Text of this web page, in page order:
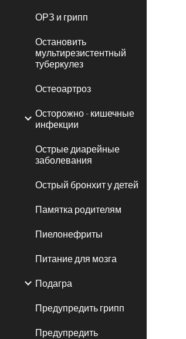
ОРЗ и грипп
Остановить
мультирезистентный
туберкулез
Остеоартроз
Осторожно - кишечные
инфекции
Острые диарейные
заболевания
Острый бронхит у детей
Памятка родителям
Пиелонефриты
Питание для мозга
Подагра
Предупредить грипп
Предупредить